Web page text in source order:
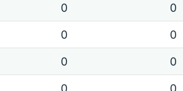
0
0
0
0
0
0
0
0